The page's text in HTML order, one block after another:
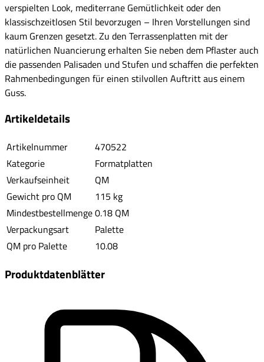
verspielten Look, mediterrane Gemütlichkeit oder den
klassischzeitlosen Stil bevorzugen – Ihren Vorstellungen sind
kaum Grenzen gesetzt. Zu den Terrassenplatten mit der
natürlichen Nuancierung erhalten Sie neben dem Pflaster auch
die passenden Palisaden und Stufen und schaffen die perfekten
Rahmenbedingungen für einen stilvollen Auftritt aus einem
Guss.
Artikeldetails
Artikelnummer
470522
Kategorie
Formatplatten
Verkaufseinheit
QM
Gewicht pro QM
115 kg
Mindestbestellmenge0.18 QM
Verpackungsart
Palette
QM pro Palette
10.08
Produktdatenblätter